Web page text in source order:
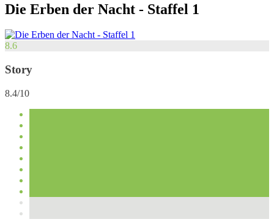
Die Erben der Nacht - Staffel 1
8.6
Story
8.4/10